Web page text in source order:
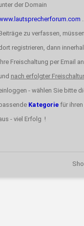
der Domain
zu verfassen,
registrieren, dann
Freischaltung per Email
nach erfolgter
- wählen Sie bitte
Kategoriefür ihren
- viel Erfolg !